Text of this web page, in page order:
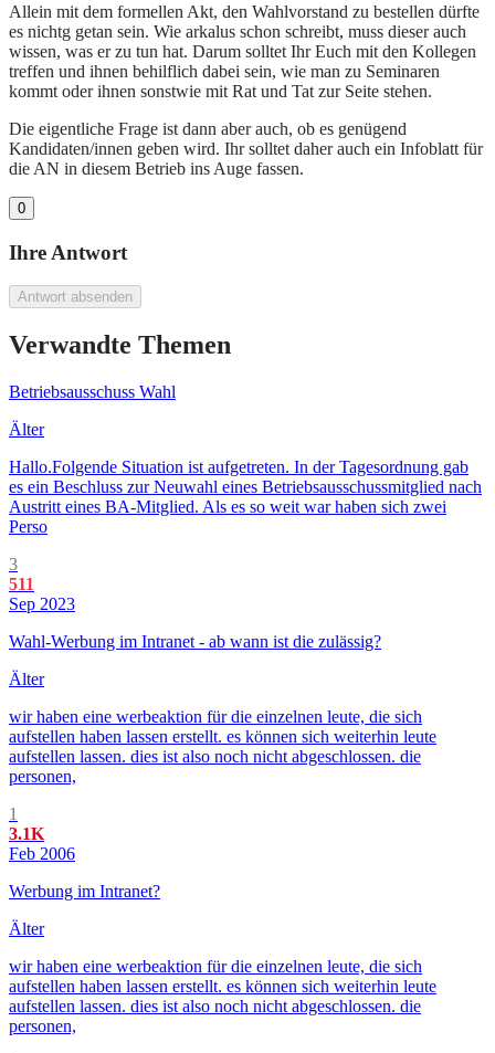
Allein mit dem formellen Akt, den Wahlvorstand zu bestellen dürfte
es nichtg getan sein. Wie arkalus schon schreibt, muss dieser auch
wissen, was er zu tun hat. Darum solltet Ihr Euch mit den Kollegen
treffen und ihnen behilflich dabei sein, wie man zu Seminaren
kommt oder ihnen sonstwie mit Rat und Tat zur Seite stehen.
Die eigentliche Frage ist dann aber auch, ob es genügend
Kandidaten/innen geben wird. Ihr solltet daher auch ein Infoblatt für
die AN in diesem Betrieb ins Auge fassen.
0
Ihre Antwort
Antwort absenden
Verwandte Themen
Betriebsausschuss Wahl
Älter
Hallo.Folgende Situation ist aufgetreten. In der Tagesordnung gab
es ein Beschluss zur Neuwahl eines Betriebsausschussmitglied nach
Austritt eines BA-Mitglied. Als es so weit war haben sich zwei
Perso
3
511
Sep 2023
Wahl-Werbung im Intranet - ab wann ist die zulässig?
Älter
wir haben eine werbeaktion für die einzelnen leute, die sich
aufstellen haben lassen erstellt. es können sich weiterhin leute
aufstellen lassen. dies ist also noch nicht abgeschlossen. die
personen,
1
3.1K
Feb 2006
Werbung im Intranet?
Älter
wir haben eine werbeaktion für die einzelnen leute, die sich
aufstellen haben lassen erstellt. es können sich weiterhin leute
aufstellen lassen. dies ist also noch nicht abgeschlossen. die
personen,